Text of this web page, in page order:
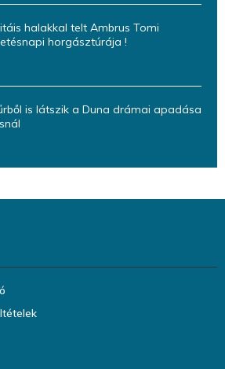
halakkal telt Ambrus Tomi
horgásztúrája !
is látszik a Duna drámai apadása